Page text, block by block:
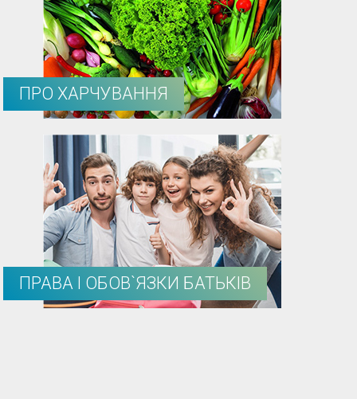
ПРО ХАРЧУВАННЯ
ПРАВА І ОБОВ`ЯЗКИ БАТЬКІВ